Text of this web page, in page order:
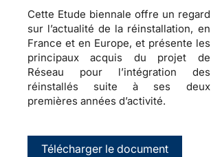
Cette Etude biennale offre un regard
sur l’actualité de la réinstallation, en
France et en Europe, et présente les
principaux acquis du projet de
Réseau pour l’intégration des
réinstallés suite à ses deux
premières années d’activité.
Télécharger le document